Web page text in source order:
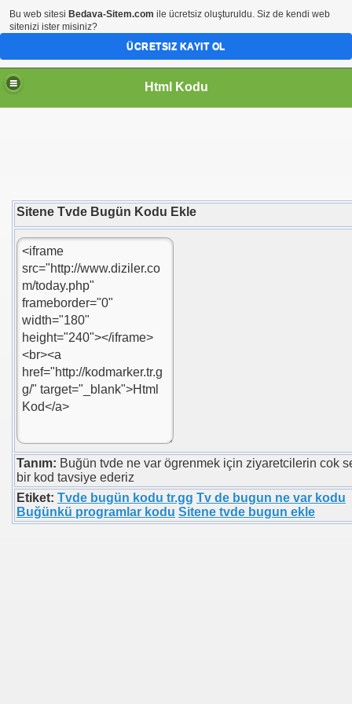
Html Kodu
Sitene Tvde Bugün Kodu Ekle
Tanım: Buğün tvde ne var ögrenmek için ziyaretcilerin cok
bir kod tavsiye ederiz
Etiket: Tvde bugün kodu tr.gg Tv de bugun ne var kodu
Buğünkü programlar kodu Sitene tvde bugun ekle
Bu web sitesi Bedava-Sitem.com ile ücretsiz oluşturuldu. Siz de kendi web
sitenizi ister misiniz?
ÜCRETSIZ KAYIT OL